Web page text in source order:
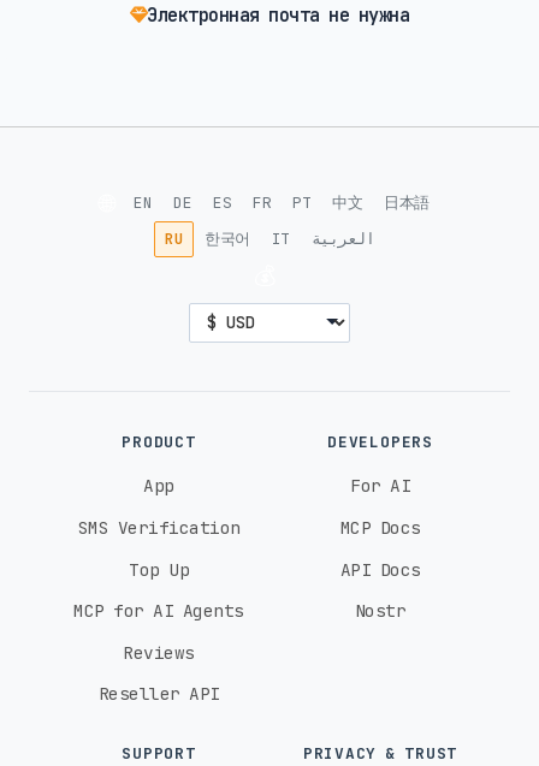
Электронная почта не нужна
EN DE ES FR PT 中文
日本語
RU
한국어 IT العربية
PRODUCT
App
SMS Verification
Top Up
MCP for AI Agents
Reviews
Reseller API
DEVELOPERS
For AI
MCP Docs
API Docs
Nostr
SUPPORT PRIVACY & TRUST